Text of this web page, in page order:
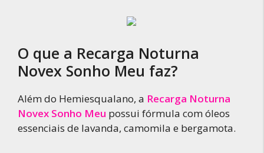
O que a Recarga Noturna
Novex Sonho Meu faz?
Além do Hemiesqualano, a Recarga Noturna
Novex Sonho Meu possui fórmula com óleos
essenciais de lavanda, camomila e bergamota.